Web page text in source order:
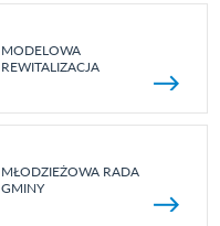
MODELOWA
REWITALIZACJA
MŁODZIEŻOWA RADA
GMINY